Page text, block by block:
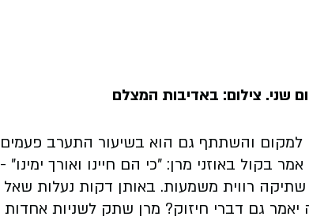
שני. צילום: באדיבות המצלם
למקום והשתתף גם הוא בשיעור התערב פעמים
בקול באוזני מרן: "כי הם חיינו ואורך ימינו" -
שתיקה רווית משמעות. באותן דקות נעלות שאל
גם דברי חיזוק? מרן שתק לשניות אחדות